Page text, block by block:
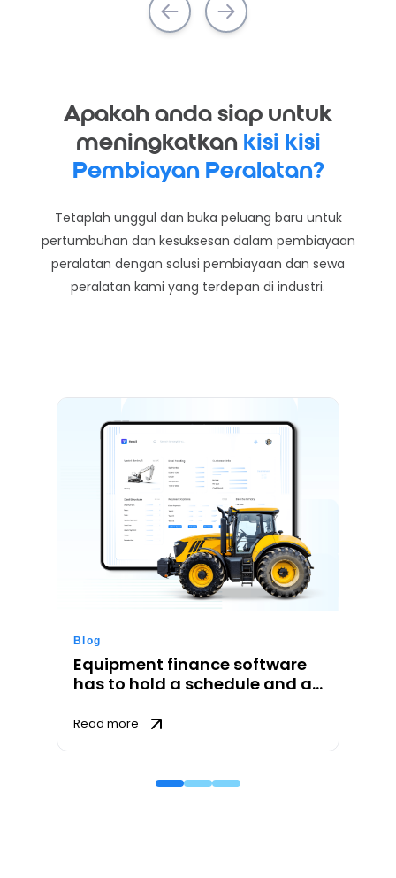
Apakah anda siap untuk
meningkatkankisi kisi
Pembiayan Peralatan?
Tetaplah unggul dan buka peluang baru untuk
pertumbuhan dan kesuksesan dalam pembiayaan
peralatan dengan solusi pembiayaan dan sewa
peralatan kami yang terdepan di industri.
Blog
Equipment finance software
has to hold a schedule and a
Read more